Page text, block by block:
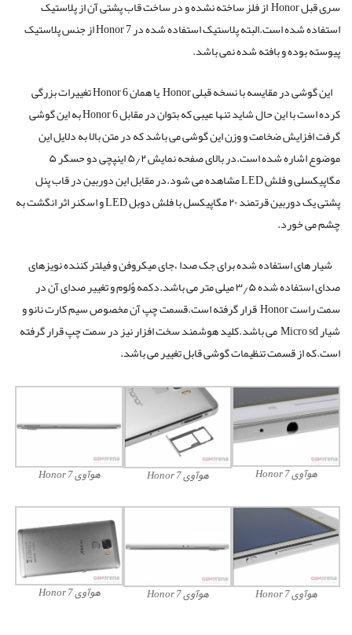
سری قبل Honor از فلز ساخته نشده و در ساخت قاب پشتی آن از پلاستیک
استفاده شده است.البته پلاستیک استفاده شده در Honor 7 از جنس پلاستیک
پیوسته بوده و بافته شده نمی باشد.
این گوشی در مقایسه با نسخه قبلی Honor یا همان Honor 6 تغییرات بزرگی
کرده است با این حال شاید تنها عیبی که بتوان در مقابل Honor 6 به این گوشی
گرفت افزایش ضخامت و وزن این گوشی می باشد که در متن بالا به دلایل این
موضوع اشاره شده است.در بالای صفحه نمایش ۵٫۲ اینپچی دو حسگر ۵
مگاپیکسلی و فلش LED مشاهده می شود.در مقابل این دوربین در قاب پنل
پشتی یک دوربین قرتمند ۲۰ مگاپیکسل با فلش دوبل LED و اسکنر اثر انگشت به
چشم می خورد.
شیار های استفاده شده برای جک صدا ،جای میکروفن و فیلتر کننده نویزهای
صدای استفاده شده ۳٫۵ میلی متر می باشد.دکمه وُلوم و تغییر صدای آن در
سمت راست Honor قرار گرفته است.قسمت چپ آن مخصوص سیم کارت نانو و
شیار Micro sd می باشد.کلید هوشمند سخت افزار نیز در سمت چپ قرار گرفته
است.که از قسمت تنظیمات گوشی قابل تغییر می باشد.
هوآوی Honor 7 هوآوی Honor 7 هوآوی Honor 7
هوآوی Honor 7 هوآوی Honor 7 هوآوی Honor 7